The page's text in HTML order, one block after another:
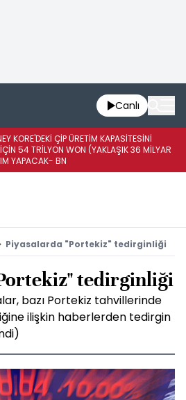
Canlı
KORE'DEKİ ÇİP ÜRETİM KAPASİTESİNİ
54 TRİLYON WON (YAKLAŞIK 36 MİLYAR
YAPACAK- BN
Piyasalarda "Portekiz" tedirginliği
tedirginliği
bazı Portekiz tahvillerinde
ilişkin haberlerden tedirgin